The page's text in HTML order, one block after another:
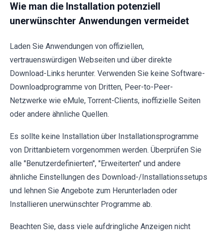
Wie man die Installation potenziell
unerwünschter Anwendungen vermeidet
Laden Sie Anwendungen von offiziellen,
vertrauenswürdigen Webseiten und über direkte
Download-Links herunter. Verwenden Sie keine Software-
Downloadprogramme von Dritten, Peer-to-Peer-
Netzwerke wie eMule, Torrent-Clients, inoffizielle Seiten
oder andere ähnliche Quellen.
Es sollte keine Installation über Installationsprogramme
von Drittanbietern vorgenommen werden. Überprüfen Sie
alle "Benutzerdefinierten", "Erweiterten" und andere
ähnliche Einstellungen des Download-/Installationssetups
und lehnen Sie Angebote zum Herunterladen oder
Installieren unerwünschter Programme ab.
Beachten Sie, dass viele aufdringliche Anzeigen nicht